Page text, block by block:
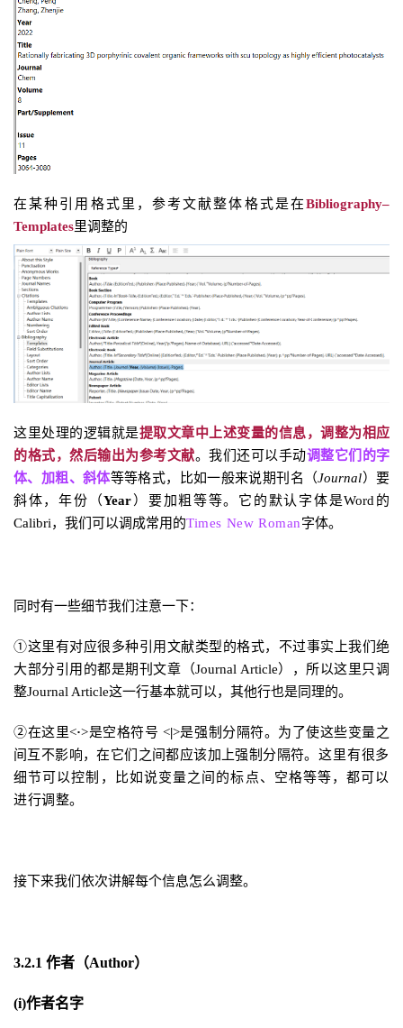
在某种引用格式里，参考文献整体格式是在Bibliography–
Templates里调整的
这里处理的逻辑就是提取文章中上述变量的信息，调整为相应
的格式，然后输出为参考文献。我们还可以手动调整它们的字
体、加粗、斜体等等格式，比如一般来说期刊名（Journal）要
斜体，年份（Year ）要加粗等等。它的默认字体是Word的
Calibri，我们可以调成常用的Times New Roman字体。
同时有一些细节我们注意一下：
①这里有对应很多种引用文献类型的格式，不过事实上我们绝
大部分引用的都是期刊文章（Journal Article），所以这里只调
整Journal Article这一行基本就可以，其他行也是同理的。
②在这里<·>是空格符号 <|>是强制分隔符。为了使这些变量之
间互不影响，在它们之间都应该加上强制分隔符。 这里有很多
细节可以控制，比如说变量之间的标点、空格等等，都可以
进行调整。
接下来我们依次讲解每个信息怎么调整。
3.2.1 作者（Author）
(i)作者名字